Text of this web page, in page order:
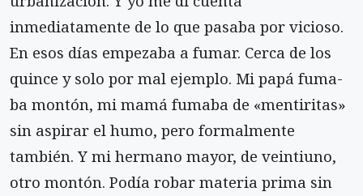
inmediatamente de lo que pasaba por vicioso.
En esos días empezaba a fumar. Cerca de los
quince y solo por mal ejemplo. Mi papá fuma­
ba montón, mi mamá fumaba de «mentiritas»
sin aspirar el humo, pero formalmente
también. Y mi hermano mayor, de veintiuno,
otro montón. Podía robar materia prima sin